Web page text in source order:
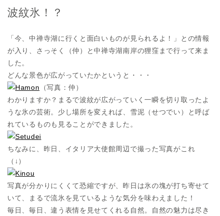
波紋氷！？
「今、中禅寺湖に行くと面白いものが見られるよ！」との情報
が入り、さっそく（仲）と中禅寺湖南岸の狸窪まで行って来ま
した。
どんな景色が広がっていたかというと・・・
（写真：仲）
わかりますか？まるで波紋が広がっていく一瞬を切り取ったよ
うな氷の芸術。少し場所を変えれば、雪泥（せつでい）と呼ば
れているものも見ることができました。
ちなみに、昨日、イタリア大使館周辺で撮った写真がこれ
（↓）
写真が分かりにくくて恐縮ですが、昨日は氷の塊が打ち寄せて
いて、まるで流氷を見ているような気分を味わえました！
毎日、毎日、違う表情を見せてくれる自然。自然の魅力は尽き